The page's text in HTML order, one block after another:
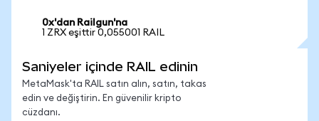
0x'dan Railgun'na
1 ZRX eşittir 0,055001 RAIL
Saniyeler içinde RAIL edinin
MetaMask'ta RAIL satın alın, satın, takas
edin ve değiştirin. En güvenilir kripto
cüzdanı.